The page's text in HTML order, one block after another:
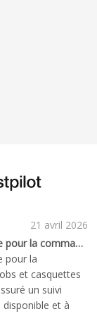
21 avril 2026
Excellente expérience pour la commande…
pour la
et casquettes
un suivi
et à
je recommande